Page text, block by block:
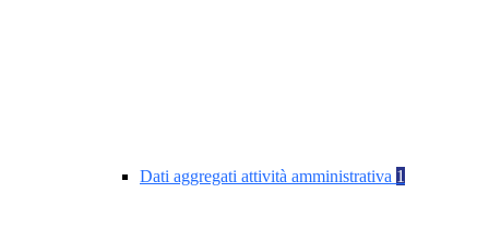
Dati aggregati attività amministrativa 1